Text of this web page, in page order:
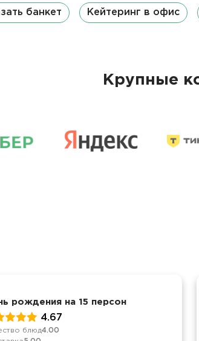
банкет Кейтеринг в офис
Крупные
рождения на 15 персон
4.67
блюд4.00